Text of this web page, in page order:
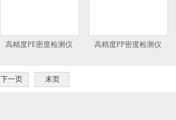
高精度PE密度检测仪 高精度PP密度检测仪
下一页 末页